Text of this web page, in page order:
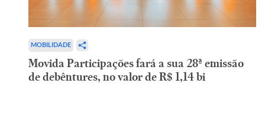
MOBILIDADE
Movida Participações fará a sua 28ª emissão
de debêntures, no valor de R$ 1,14 bi